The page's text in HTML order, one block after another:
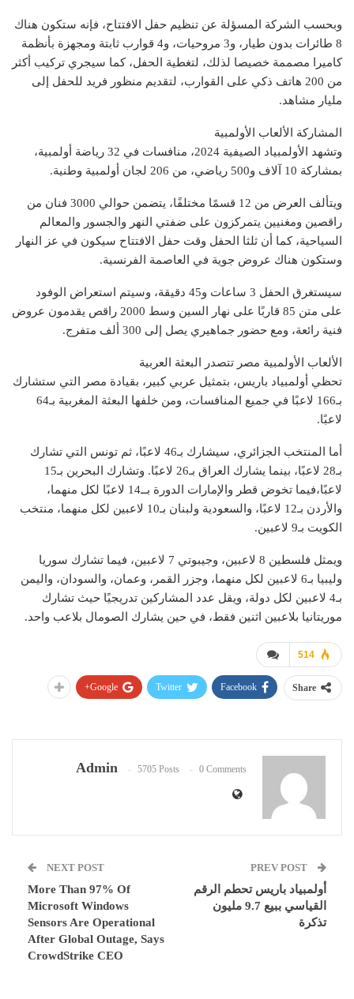
وبحسب الشركة المسؤلة عن تنظيم حفل الافتتاح، فإنه ستكون هناك
8 طائرات بدون طيار، و3 مروحيات، و4 قوارب ثابتة ومجهزة بأنظمة
كاميرا مصممة خصيصا لذلك، لتغطية الحفل، كما سيجري تركيب أكثر
من 200 هاتف ذكي على القوارب، لتقديم منظور فريد للحفل إلى
مليار مشاهد.
المشاركة الألعاب الأولمبية
وتشهد الأولمبياد الصيفية 2024، منافسات في 32 رياضة أولمبية،
بمشاركة 10 آلاف و500 رياضي، من 206 لجان أولمبية وطنية.
ويتألف العرض من 12 قسمًا مختلفًا، يتضمن حوالي 3000 فنان من
راقصين ومغنيين يتمركزون على ضفتي النهر والجسور والمعالم
السياحية، كما أن ثلثا الحفل وقت حفل الافتتاح سيكون في عز النهار
وستكون هناك عروض جوية في العاصمة الفرنسية.
سيستغرق الحفل 3 ساعات و45 دقيقة، وسيتم استعراض الوفود
على متن 85 قاربًا على نهار السين وسط 2000 راقص يقدمون عروض
فنية رائعة، ومع حضور جماهيري يصل إلى 300 ألف متفرج.
الألعاب الأولمبية مصر تتصدر البعثة العربية
تحظي أولمبياد باريس، بتمثيل عربي كبير، بقيادة مصر التي ستشارك
بـ166 لاعبًا في جميع المنافسات، ومن خلفها البعثة المغربية بـ64
لاعبًا.
أما المنتخب الجزائري، سيشارك بـ46 لاعبًا، ثم تونس التي تشارك
بـ28 لاعبًا، بينما يشارك العراق بـ26 لاعبًا. وتشارك البحرين بـ15
لاعبًا،فيما تخوض قطر والإمارات الدورة بــ14 لاعبًا لكل منهما،
والأردن بـ12 لاعبًا، والسعودية ولبنان بـ10 لاعبين لكل منهما، منتخب
الكويت بـ9 لاعبين.
ويمثل فلسطين 8 لاعبين، وجيبوتي 7 لاعبين، فيما تشارك سوريا
وليبيا بـ6 لاعبين لكل منهما، وجزر القمر، وعمان، والسودان، واليمن
بـ4 لاعبين لكل دولة، ويقل عدد المشاركين تدريجيًا حيث تشارك
موريتانيا بلاعبين اثنين فقط، في حين يشارك الصومال بلاعب واحد.
514
Share
Facebook
Twitter
Google+
Admin 5705 Posts 0 Comments
أولمبياد باريس تحطم الرقم
القياسي ببيع 9.7 مليون
تذكرة
NEXT POST
More Than 97% Of
Microsoft Windows
Sensors Are Operational
After Global Outage, Says
CrowdStrike CEO